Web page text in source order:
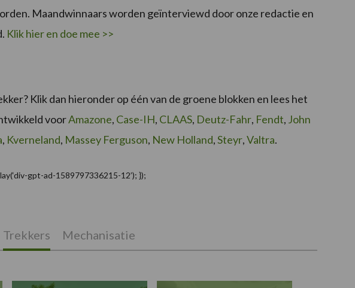
Maandwinnaars worden geïnterviewd door onze redactie en
Klik hier en doe mee >>
Klik dan hieronder op één van de groene blokken en lees het
voorAmazone, Case-IH, CLAAS, Deutz-Fahr, Fendt, John
, Kverneland, Massey Ferguson, New Holland,Steyr,Valtra.
gpt-ad-1589797336215-12’); });
Trekkers Mechanisatie